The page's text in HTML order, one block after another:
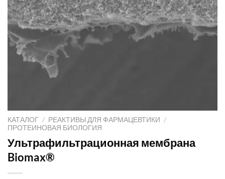
КАТАЛОГ / РЕАКТИВЫ ДЛЯ ФАРМАЦЕВТИКИ /
ПРОТЕИНОВАЯ БИОЛОГИЯ
Ультрафильтрационная мембрана
Biomax®